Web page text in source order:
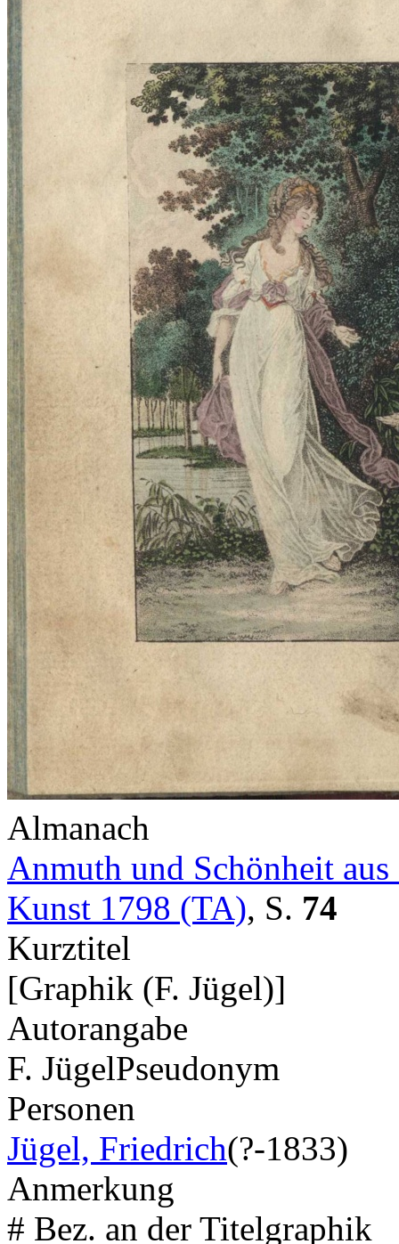
Almanach
Anmuth und Schönheit
Kunst 1798 (TA), S. 74
Kurztitel
[Graphik (F. Jügel)]
Autorangabe
F. JügelPseudonym
Personen
Jügel, Friedrich(?-1833)
Anmerkung
# Bez. an der Titelgraphik